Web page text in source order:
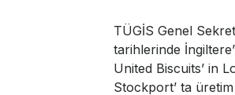
TÜGİS Genel
tarihlerinde
United Biscuits’ in
Stockport’ ta